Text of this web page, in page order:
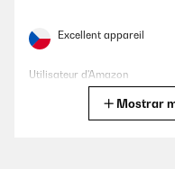
Excellent appareil
Utilisateur d'Amazon
Mostrar